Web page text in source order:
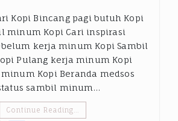
Kopi Bincang pagi butuh Kopi
minum Kopi Cari inspirasi
kerja minum Kopi Sambil
Pulang kerja minum Kopi
Kopi Beranda medsos
sambil minum…
Continue Reading…